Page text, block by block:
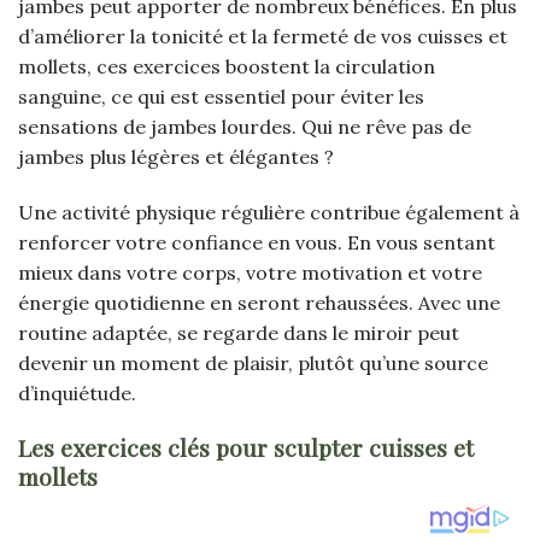
jambes peut apporter de nombreux bénéfices. En plus
d’améliorer la tonicité et la fermeté de vos cuisses et
mollets, ces exercices boostent la circulation
sanguine, ce qui est essentiel pour éviter les
sensations de jambes lourdes. Qui ne rêve pas de
jambes plus légères et élégantes ?
Une activité physique régulière contribue également à
renforcer votre confiance en vous. En vous sentant
mieux dans votre corps, votre motivation et votre
énergie quotidienne en seront rehaussées. Avec une
routine adaptée, se regarde dans le miroir peut
devenir un moment de plaisir, plutôt qu’une source
d’inquiétude.
Les exercices clés pour sculpter cuisses et
mollets